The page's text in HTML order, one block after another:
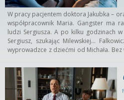
W pracy pacjentem doktora Jakubka –
współpracownik Maria. Gangster ma
ludzi Sergiusza. A po kilku godzinach
Sergiusz, szukając Milewskiej…
wyprowadzce z dziećmi od Michała.
za dobrze. A gosposia,
niebezpiecznym omdleniu.
Markiewicza oraz Asi i – za namową
nowej zmiany w mózgu...